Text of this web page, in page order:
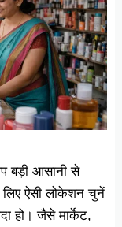
बड़ी आसानी से
ऐसी लोकेशन चुनें
हो। जैसे मार्केट,